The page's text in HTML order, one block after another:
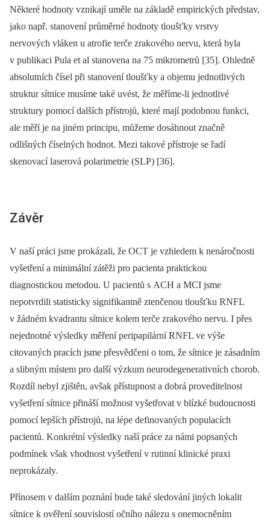
Některé hodnoty vznikají uměle na základě empirických představ,
jako např. stanovení průměrné hodnoty tloušťky vrstvy
nervových vláken u atrofie terče zrakového nervu, která byla
v publikaci Pula et al stanovena na 75 mikrometrů [35]. Ohledně
absolutních čísel při stanovení tloušťky a objemu jednotlivých
struktur sítnice musíme také uvést, že měříme-li jednotlivé
struktury pomocí dalších přístrojů, které mají podobnou funkci,
ale měří je na jiném principu, můžeme dosáhnout značně
odlišných číselných hodnot. Mezi takové přístroje se řadí
skenovací laserová polarimetrie (SLP) [36].
Závěr
V naší práci jsme prokázali, že OCT je vzhledem k nenáročnosti
vyšetření a minimální zátěži pro pacienta praktickou
diagnostickou metodou. U pacientů s ACH a MCI jsme
nepotvrdili statisticky signifikantně ztenčenou tloušťku RNFL
v žádném kvadrantu sítnice kolem terče zrakového nervu. I přes
nejednotné výsledky měření peripapilární RNFL ve výše
citovaných pracích jsme přesvědčeni o tom, že sítnice je zásadním
a slibným místem pro další výzkum neurodegenerativních chorob.
Rozdíl nebyl zjištěn, avšak přístupnost a dobrá proveditelnost
vyšetření sítnice přináší možnost vyšetřovat v blízké budoucnosti
pomocí lepších přístrojů, na lépe definovaných populacích
pacientů. Konkrétní výsledky naší práce za námi popsaných
podmínek však vhodnost vyšetření v rutinní klinické praxi
neprokázaly.
Přínosem v dalším poznání bude také sledování jiných lokalit
sítnice k ověření souvislostí očního nálezu s onemocněním